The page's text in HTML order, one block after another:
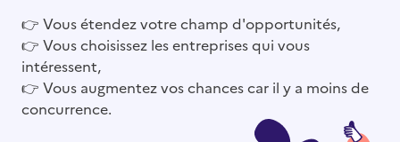
👉 Vous étendez votre champ d'opportunités,
👉 Vous choisissez les entreprises qui vous
intéressent,
👉 Vous augmentez vos chances car il y a moins de
concurrence.